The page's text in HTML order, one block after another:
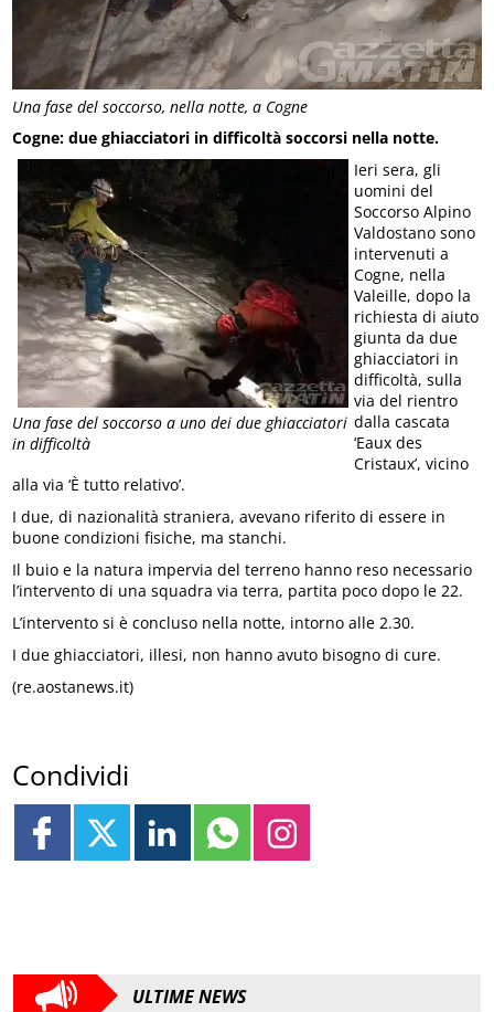
Una fase del soccorso, nella notte, a Cogne
Cogne: due ghiacciatori in difficoltà soccorsi nella notte.
Una fase del soccorso a uno dei due ghiacciatori
in difficoltà
Ieri sera, gli
uomini del
Soccorso Alpino
Valdostano sono
intervenuti a
Cogne, nella
Valeille, dopo la
richiesta di aiuto
giunta da due
ghiacciatori in
difficoltà, sulla
via del rientro
dalla cascata
‘Eaux des
Cristaux’, vicino
alla via ‘È tutto relativo’.
I due, di nazionalità straniera, avevano riferito di essere in
buone condizioni fisiche, ma stanchi.
Il buio e la natura impervia del terreno hanno reso necessario
l’intervento di una squadra via terra, partita poco dopo le 22.
L’intervento si è concluso nella notte, intorno alle 2.30.
I due ghiacciatori, illesi, non hanno avuto bisogno di cure.
(re.aostanews.it)
Condividi
ULTIME NEWS